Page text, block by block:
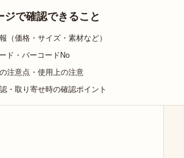
ジで確認できること
（価格・サイズ・素材など）
ド・バーコードNo
注意点・使用上の注意
・取り寄せ時の確認ポイント